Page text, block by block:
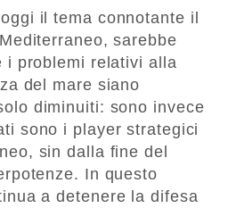
il tema connotante il
sarebbe
i problemi relativi alla
del mare siano
diminuiti: sono invece
sono i player strategici
sin dalla fine del
In questo
a detenere la difesa